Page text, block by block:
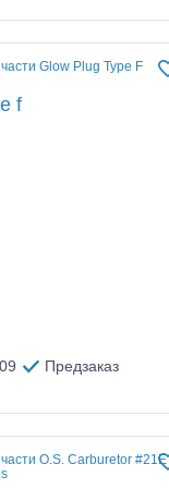
f
Предзаказ